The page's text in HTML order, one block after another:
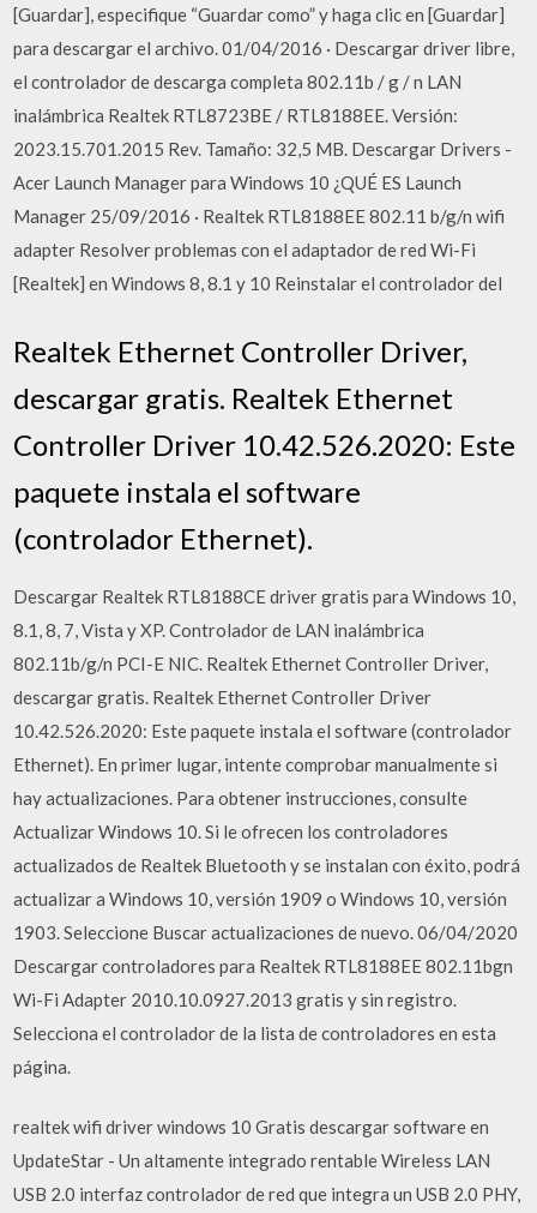
[Guardar], especifique “Guardar como” y haga clic en [Guardar]
para descargar el archivo. 01/04/2016 · Descargar driver libre,
el controlador de descarga completa 802.11b / g / n LAN
inalámbrica Realtek RTL8723BE / RTL8188EE. Versión:
2023.15.701.2015 Rev. Tamaño: 32,5 MB. Descargar Drivers -
Acer Launch Manager para Windows 10 ¿QUÉ ES Launch
Manager 25/09/2016 · Realtek RTL8188EE 802.11 b/g/n wifi
adapter Resolver problemas con el adaptador de red Wi-Fi
[Realtek] en Windows 8, 8.1 y 10 Reinstalar el controlador del
Realtek Ethernet Controller Driver,
descargar gratis. Realtek Ethernet
Controller Driver 10.42.526.2020: Este
paquete instala el software
(controlador Ethernet).
Descargar Realtek RTL8188CE driver gratis para Windows 10,
8.1, 8, 7, Vista y XP. Controlador de LAN inalámbrica
802.11b/g/n PCI-E NIC. Realtek Ethernet Controller Driver,
descargar gratis. Realtek Ethernet Controller Driver
10.42.526.2020: Este paquete instala el software (controlador
Ethernet). En primer lugar, intente comprobar manualmente si
hay actualizaciones. Para obtener instrucciones, consulte
Actualizar Windows 10. Si le ofrecen los controladores
actualizados de Realtek Bluetooth y se instalan con éxito, podrá
actualizar a Windows 10, versión 1909 o Windows 10, versión
1903. Seleccione Buscar actualizaciones de nuevo. 06/04/2020
Descargar controladores para Realtek RTL8188EE 802.11bgn
Wi-Fi Adapter 2010.10.0927.2013 gratis y sin registro.
Selecciona el controlador de la lista de controladores en esta
página.
realtek wifi driver windows 10 Gratis descargar software en
UpdateStar - Un altamente integrado rentable Wireless LAN
USB 2.0 interfaz controlador de red que integra un USB 2.0 PHY,